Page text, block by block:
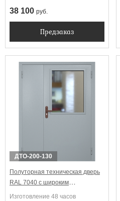
38 100 руб.
Предзаказ
ДТО-200-130
Полуторная техническая дверь
RAL 7040 с широким
стеклопакетом
Изготовление 48 часов